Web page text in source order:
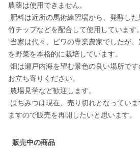
農薬は使用できません。
竹チップなどを配合して使用しています。
を野菜を本格的に栽培しています。
お立ち寄りください。
ますので販売を再開したいと思います。
販売中の商品